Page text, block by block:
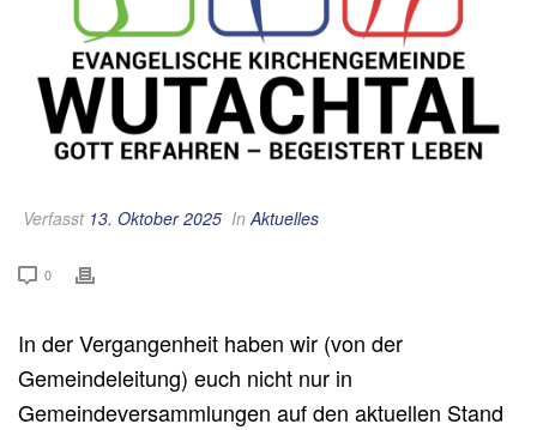
Verfasst 13. Oktober 2025 InAktuelles
0
In der Vergangenheit haben wir (von der
Gemeindeleitung) euch nicht nur in
Gemeindeversammlungen auf den aktuellen Stand